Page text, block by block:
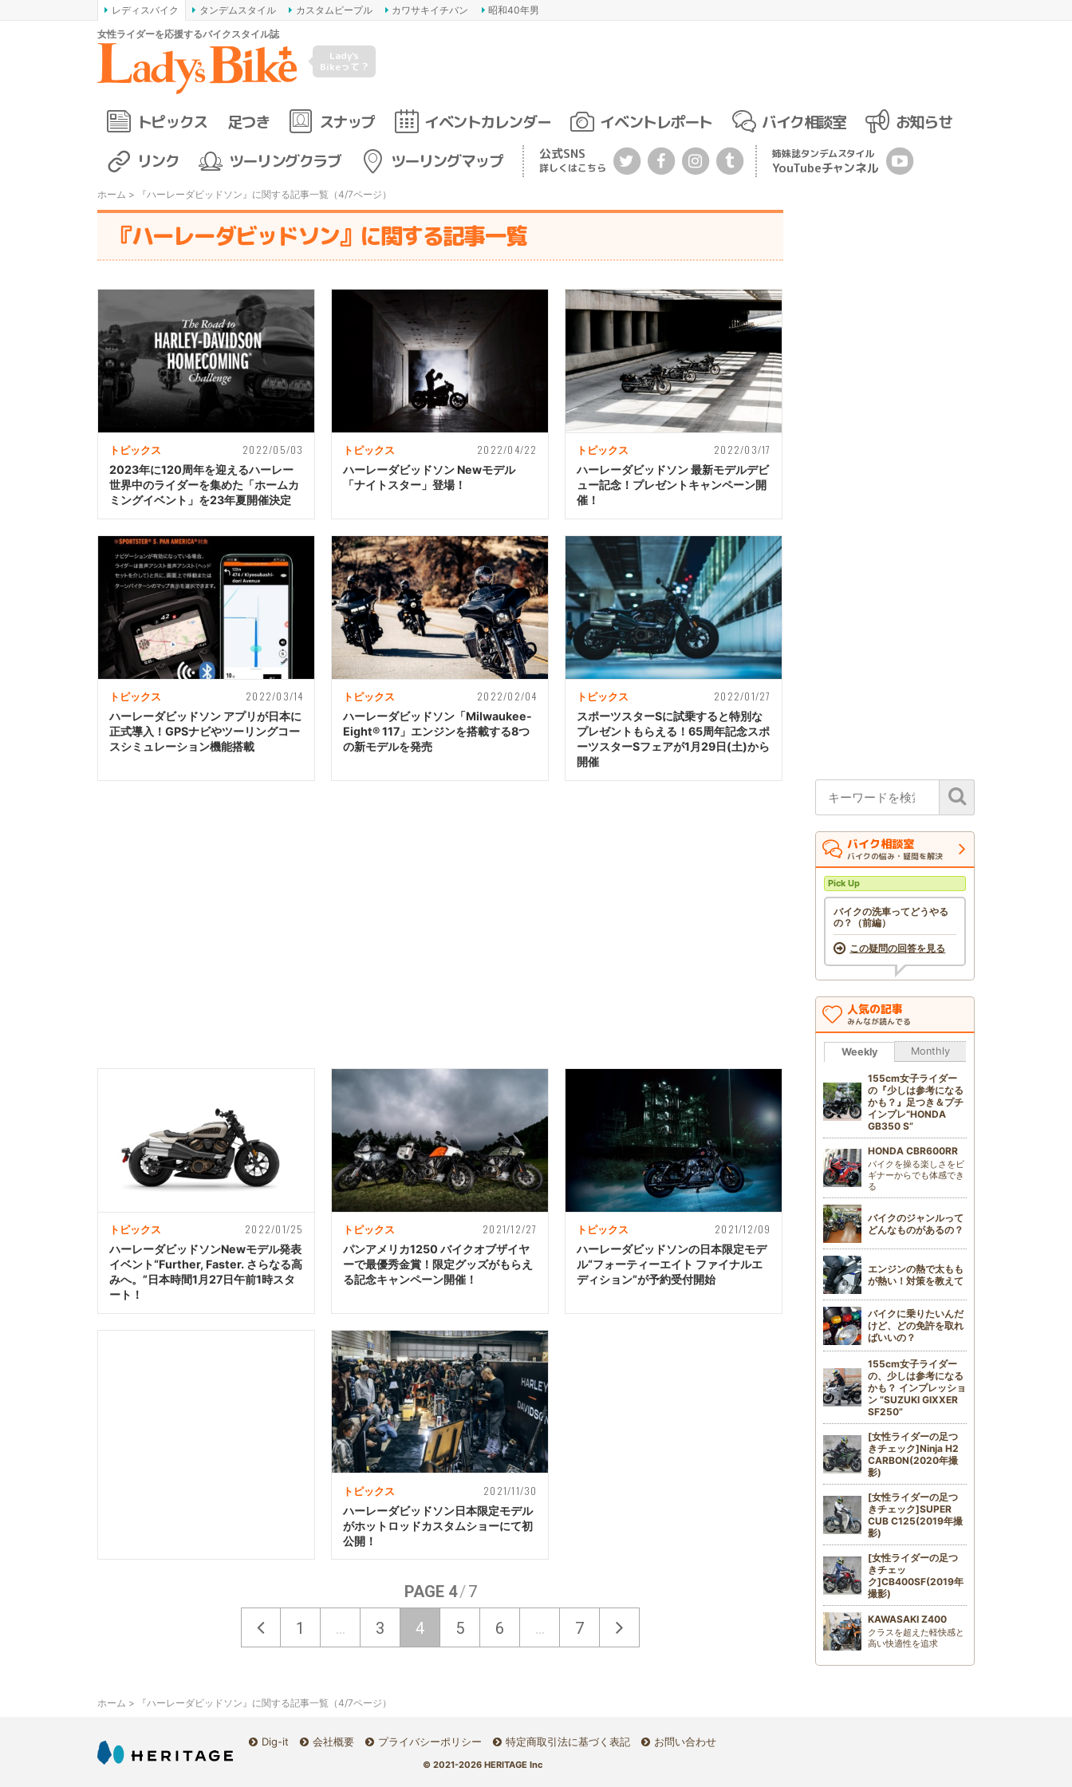
レディスバイク タンデムスタイル カスタムピープル カワサキイチバン
昭和40年男
女性ライダーを応援するバイクスタイル誌
Lady's
Bikeって？
トピックス 足つき スナップ イベントカレンダー イベントレポート バイク相談室
お知らせ
リンク
ツーリングクラブ ツーリングマップ 公式SNS
詳しくはこちら
姉妹誌タンデムスタイル
YouTubeチャンネル
ホーム > 『ハーレーダビッドソン』に関する記事一覧（4/7ページ）
『ハーレーダビッドソン』に関する記事一覧
トピックス 2022/05/03
2023年に120周年を迎えるハーレー
世界中のライダーを集めた「ホームカ
ミングイベント」を23年夏開催決定
トピックス 2022/04/22
ハーレーダビッドソン Newモデル
「ナイトスター」登場！
トピックス 2022/03/17
ハーレーダビッドソン 最新モデルデビ
ュー記念！プレゼントキャンペーン開
催！
トピックス 2022/03/14
ハーレーダビッドソン アプリが日本に
正式導入！GPSナビやツーリングコー
スシミュレーション機能搭載
トピックス 2022/02/04
ハーレーダビッドソン「Milwaukee-
Eight® 117」エンジンを搭載する8つ
の新モデルを発売
トピックス 2022/01/27
スポーツスターSに試乗すると特別な
プレゼントもらえる！65周年記念スポ
ーツスターSフェアが1月29日(土)から
開催
トピックス 2022/01/25
ハーレーダビッドソンNewモデル発表
イベント“Further, Faster. さらなる高
みへ。”日本時間1月27日午前1時スタ
ート！
トピックス 2021/12/27
パンアメリカ1250 バイクオブザイヤ
ーで最優秀金賞！限定グッズがもらえ
る記念キャンペーン開催！
トピックス 2021/12/09
ハーレーダビッドソンの日本限定モデ
ル“フォーティーエイト ファイナルエ
ディション”が予約受付開始
トピックス 2021/11/30
ハーレーダビッドソン日本限定モデル
がホットロッドカスタムショーにて初
公開！
PAGE 4/7
1
... 3 4 5 6 ... 7
バイク相談室
バイクの悩み・疑問を解決
Pick Up
バイクの洗車ってどうやる
の？（前編）
この疑問の回答を見る
人気の記事
みんなが読んでる
Weekly Monthly
155cm女子ライダー
の『少しは参考になる
かも？』足つき＆プチ
インプレ“HONDA
GB350 S”
HONDA CBR600RR
バイクを操る楽しさをビ
ギナーからでも体感でき
る
バイクのジャンルって
どんなものがあるの？
エンジンの熱で太もも
が熱い！対策を教えて
バイクに乗りたいんだ
けど、どの免許を取れ
ばいいの？
155cm女子ライダー
の、少しは参考になる
かも？ インプレッショ
ン “SUZUKI GIXXER
SF250”
[女性ライダーの足つ
きチェック]Ninja H2
CARBON(2020年撮
影)
[女性ライダーの足つ
きチェック]SUPER
CUB C125(2019年撮
影)
[女性ライダーの足つ
きチェッ
ク]CB400SF(2019年
撮影)
KAWASAKI Z400
クラスを超えた軽快感と
高い快適性を追求
ホーム > 『ハーレーダビッドソン』に関する記事一覧（4/7ページ）
Dig-it 会社概要 プライバシーポリシー 特定商取引法に基づく表記 お問い合わせ
© 2021-2026 HERITAGE Inc